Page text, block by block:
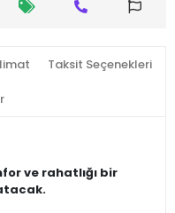
Taksit Seçenekleri
ve rahatlığı bir